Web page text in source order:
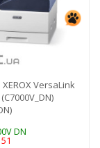
VersaLink
DN